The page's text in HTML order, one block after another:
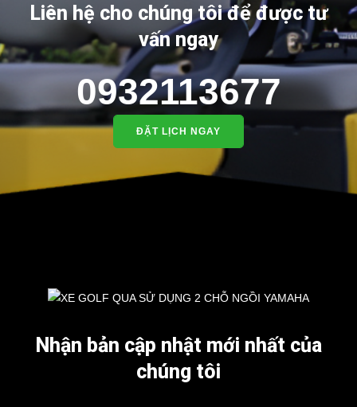
Liên hệ cho chúng tôi để được tư
vấn ngay
0932113677
ĐẶT LỊCH NGAY
Nhận bản cập nhật mới nhất của
chúng tôi